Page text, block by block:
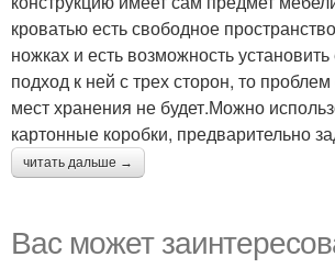
кроватью есть свободное
ножках и есть возможность
подход к ней с трех сторон, то
мест хранения не будет.Можно
картонные коробки, предварительно
читать дальше →
Вас может